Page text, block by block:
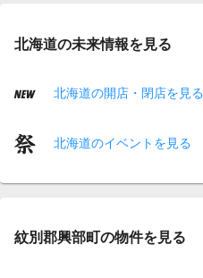
北海道の未来情報を見る
北海道の開店・閉店を見る
北海道のイベントを見る
紋別郡興部町の物件を見る